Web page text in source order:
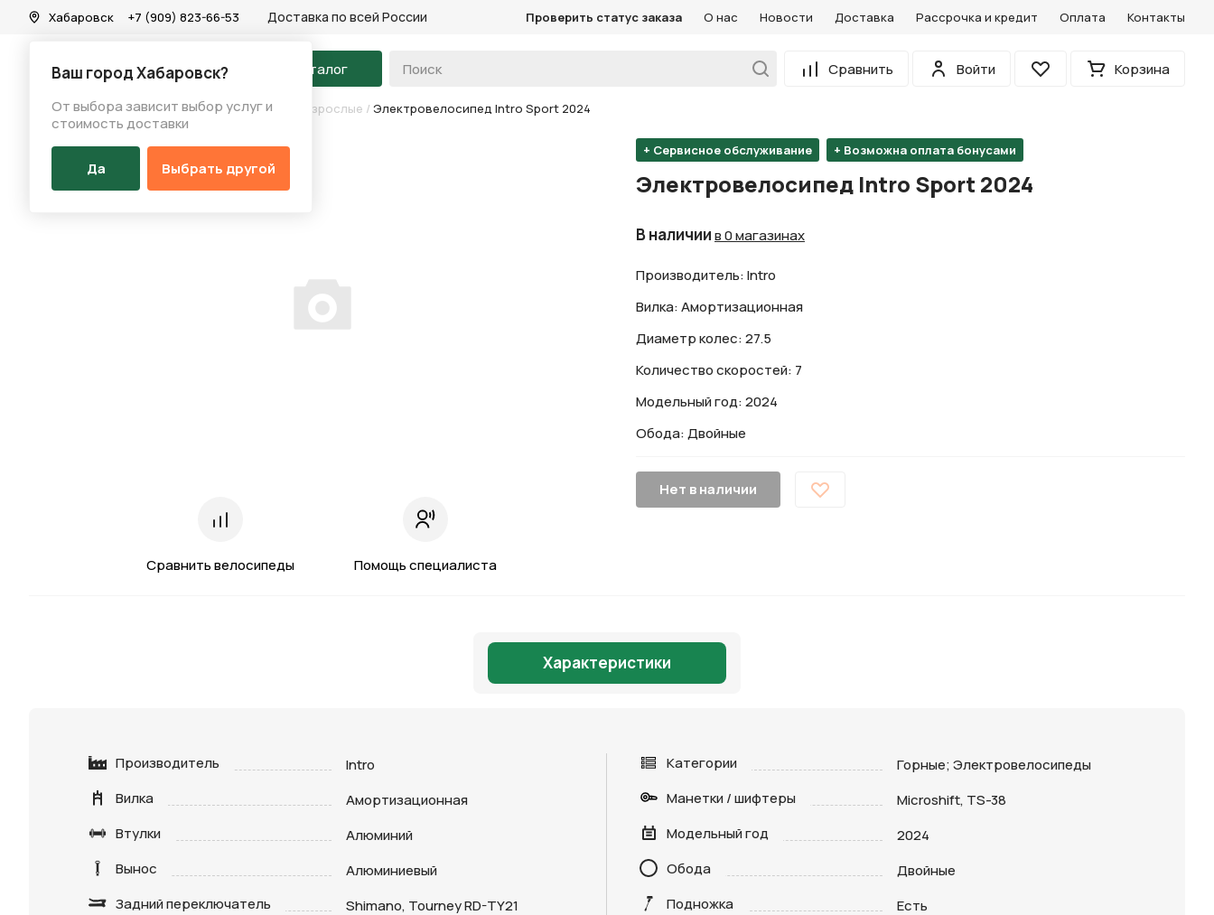
Хабаровск
Ваш город Хабаровск?
От выбора зависит выбор услуг и
стоимость доставки
Да Выбрать другой
+7 (909) 823-66-53 Доставка по всей России Проверить статус заказа О нас Новости Доставка Рассрочка и кредит Оплата Контакты
На главную Каталог Сравнить
Войти
Избранное Корзина
Каталог/Велосипеды/Электровелосипеды взрослые / Электровелосипед Intro Sport 2024
Сравнить велосипеды Помощь специалиста
+ Сервисное обслуживание + Возможна оплата бонусами
Электровелосипед Intro Sport 2024
В наличиив 0 магазинах
Производитель: Intro
Вилка: Амортизационная
Диаметр колес: 27.5
Количество скоростей: 7
Модельный год: 2024
Обода: Двойные
Нет в наличии
Характеристики
Производитель
Intro
Вилка
Амортизационная
Втулки
Алюминий
Вынос
Алюминиевый
Задний переключатель
Shimano, Tourney RD-TY21
Категории
Горные; Электровелосипеды
Манетки / шифтеры
Microshift, TS-38
Модельный год
2024
Обода
Двойные
Подножка
Есть